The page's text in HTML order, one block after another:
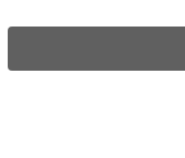
Nejdražší